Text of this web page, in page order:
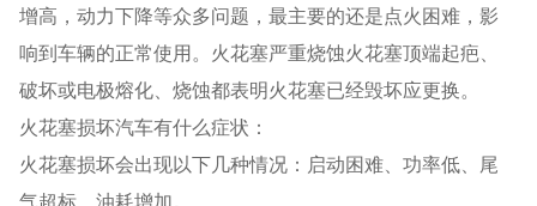
增高，动力下降等众多问题，最主要的还是点火困难，影
响到车辆的正常使用。火花塞严重烧蚀火花塞顶端起疤、
破坏或电极熔化、烧蚀都表明火花塞已经毁坏应更换。
火花塞损坏汽车有什么症状：
火花塞损坏会出现以下几种情况：启动困难、功率低、尾
气超标、油耗增加。